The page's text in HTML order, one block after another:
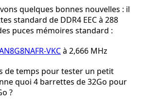
quelques bonnes nouvelles : il
standard de DDR4 EEC à 288
puces mémoires standard :
VKCà 2,666 MHz
de temps pour tester un petit
quoi 4 barrettes de 32Go pour
?